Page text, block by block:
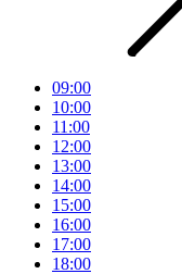
09:00
10:00
11:00
12:00
13:00
14:00
15:00
16:00
17:00
18:00